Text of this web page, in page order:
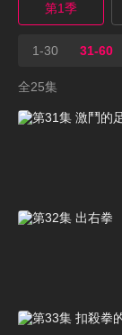
第1季
1-30 31-60
全25集